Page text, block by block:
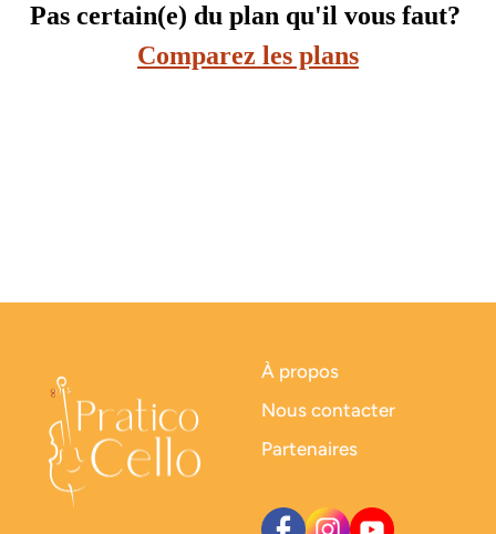
Pas certain(e) du plan qu'il vous faut?
Comparez les plans
À propos
Nous contacter
Partenaires